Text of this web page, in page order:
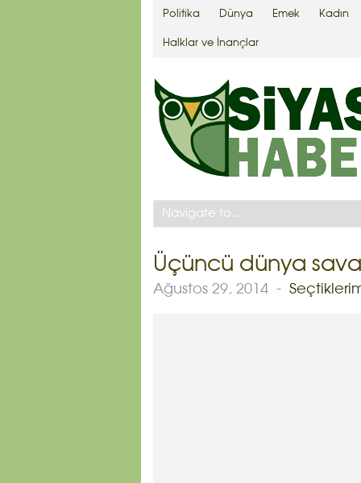
Politika Dünya Emek Kadın
Halklar ve İnançlar
Üçüncü dünya
Ağustos 29, 2014 -